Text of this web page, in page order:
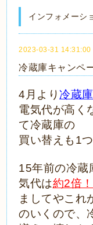
インフォメーシ
2023-03-31 14:31:00
冷蔵庫キャンペ
4月より冷蔵
電気代が高く
て冷蔵庫の
買い替えも1
15年前の冷蔵
気代は約2倍！
ましてやこれ
のいくので、